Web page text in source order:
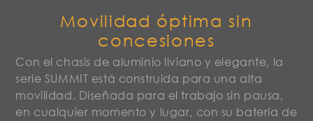
Movilidad óptima sin
concesiones
Con el chasis de aluminio liviano y elegante, la
serie SUMMIT está construida para una alta
movilidad. Diseñada para el trabajo sin pausa,
en cualquier momento y lugar, con su batería de